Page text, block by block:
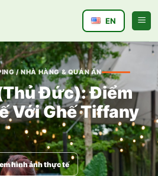
EN
/ NHÀ HÀNG & QUÁN ĂN
Đức): Điểm
Với Ghế Tiffany
hình ảnh thực tế